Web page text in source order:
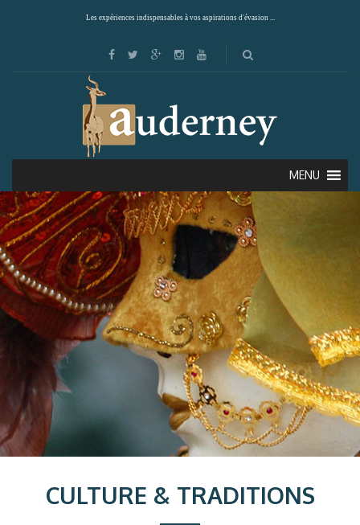
Les expériences indispensables à vos aspirations d'évasion ...
MENU
CULTURE & TRADITIONS